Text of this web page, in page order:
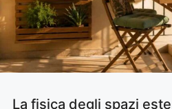
La fisica degli spazi